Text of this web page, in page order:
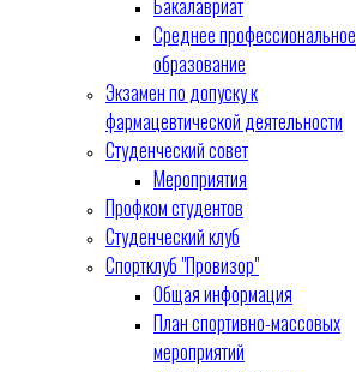
Бакалавриат
Среднее профессиональное
образование
Экзамен по допуску к
фармацевтической деятельности
Студенческий совет
Мероприятия
Профком студентов
Студенческий клуб
Спортклуб "Провизор"
Общая информация
План спортивно-массовых
мероприятий